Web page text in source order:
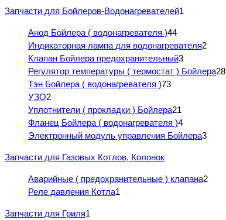
Запчасти для Бойлеров-Водонагревателей1
Анод Бойлера ( водонагревателя )44
Индикаторная лампа для водонагревателя2
Клапан Бойлера предохранительный3
Регулятор температуры ( термостат ) Бойлера28
Тэн Бойлера ( водонагревателя )73
УЗО2
Уплотнители ( прокладки ) Бойлера21
Фланец Бойлера ( водонагревателя )4
Электронный модуль управления Бойлера3
Запчасти для Газовых Котлов, Колонок
Аварийные ( предохранительные ) клапана2
Реле давления Котла1
Запчасти для Гриля1